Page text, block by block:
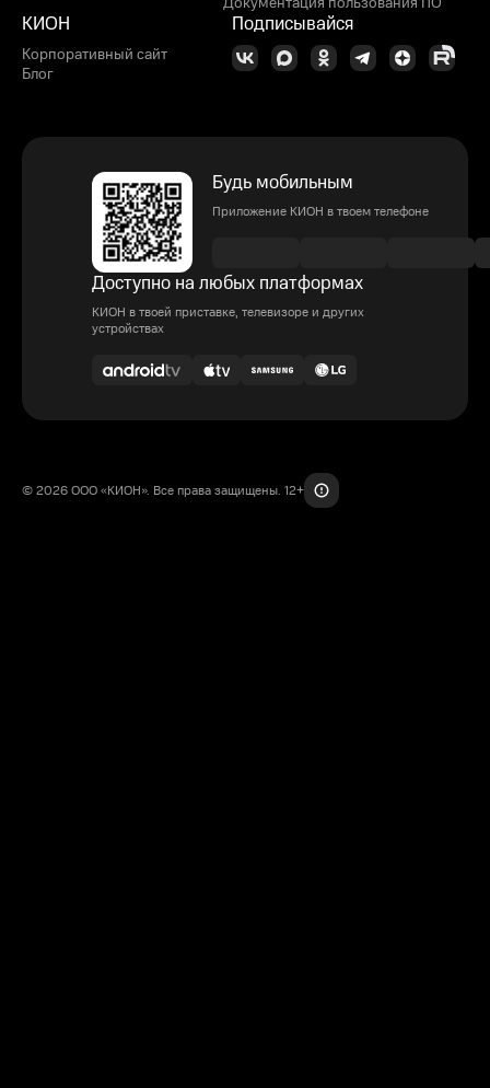
КИОН
Корпоративный сайт
Блог
Подписывайся
Будь мобильным
Приложение КИОН в твоем телефоне
Доступно на любых платформах
КИОН в твоей приставке, телевизоре и других
устройствах
© 2026 ООО «КИОН». Все права защищены. 12+